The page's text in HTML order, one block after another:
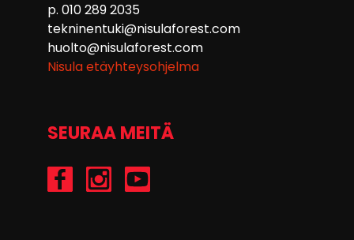
p. 010 289 2035
tekninentuki@nisulaforest.com
huolto@nisulaforest.com
Nisula etäyhteysohjelma
SEURAA MEITÄ
/Nisulaforest@nisulaforest